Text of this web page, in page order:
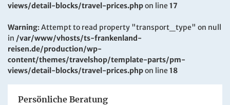
views/detail-blocks/travel-prices.phpon line 17
Warning: Attempt to read property "transport_type" on null
in /var/www/vhosts/ts-frankenland-
reisen.de/production/wp-
content/themes/travelshop/template-parts/pm-
views/detail-blocks/travel-prices.phpon line 18
Persönliche Beratung